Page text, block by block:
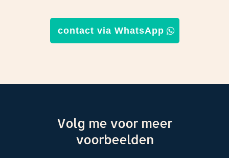
contact via WhatsApp
Volg me voor meer
voorbeelden